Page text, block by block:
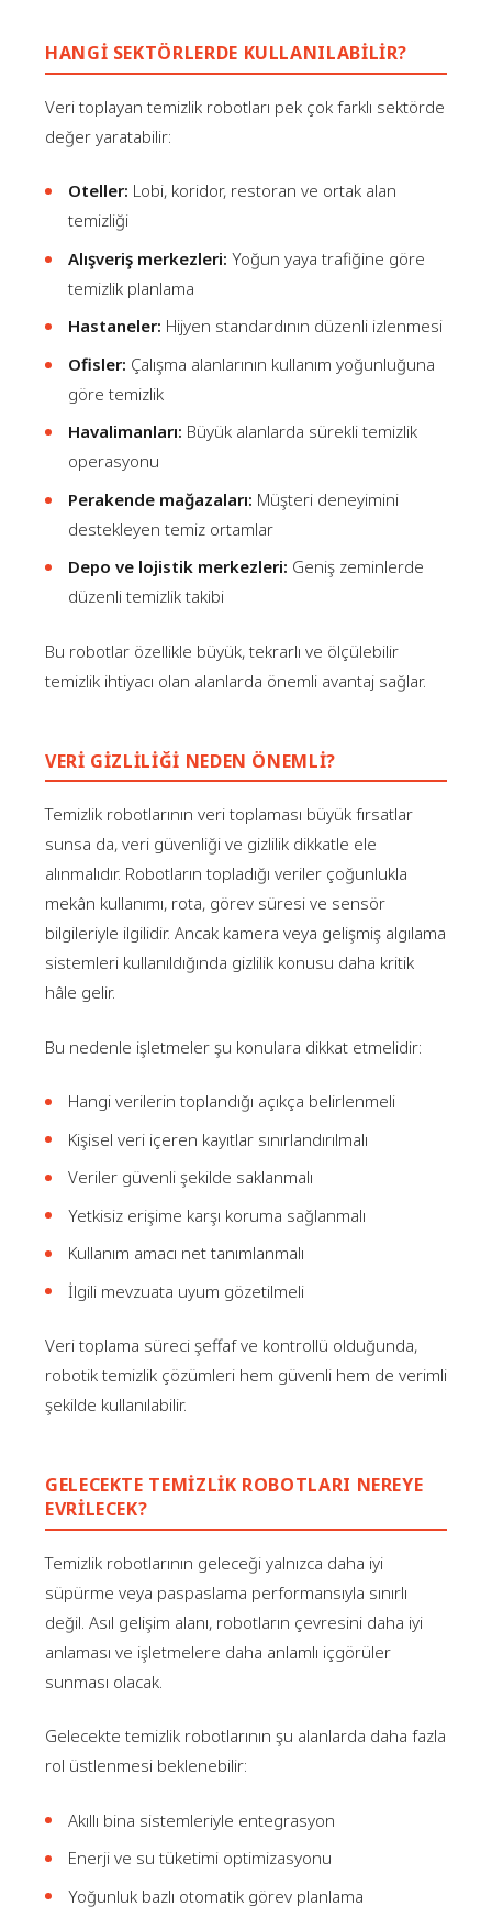
HANGI SEKTÖRLERDE KULLANILABILIR?
Veri toplayan temizlik robotları pek çok farklı sektörde
değer yaratabilir:
Oteller: Lobi, koridor, restoran ve ortak alan
temizliği
Alışveriş merkezleri: Yoğun yaya trafiğine göre
temizlik planlama
Hastaneler: Hijyen standardının düzenli izlenmesi
Ofisler: Çalışma alanlarının kullanım yoğunluğuna
göre temizlik
Havalimanları: Büyük alanlarda sürekli temizlik
operasyonu
Perakende mağazaları: Müşteri deneyimini
destekleyen temiz ortamlar
Depo ve lojistik merkezleri: Geniş zeminlerde
düzenli temizlik takibi
Bu robotlar özellikle büyük, tekrarlı ve ölçülebilir
temizlik ihtiyacı olan alanlarda önemli avantaj sağlar.
VERI GIZLILIĞI NEDEN ÖNEMLI?
Temizlik robotlarının veri toplaması büyük fırsatlar
sunsa da, veri güvenliği ve gizlilik dikkatle ele
alınmalıdır. Robotların topladığı veriler çoğunlukla
mekân kullanımı, rota, görev süresi ve sensör
bilgileriyle ilgilidir. Ancak kamera veya gelişmiş algılama
sistemleri kullanıldığında gizlilik konusu daha kritik
hâle gelir.
Bu nedenle işletmeler şu konulara dikkat etmelidir:
Hangi verilerin toplandığı açıkça belirlenmeli
Kişisel veri içeren kayıtlar sınırlandırılmalı
Veriler güvenli şekilde saklanmalı
Yetkisiz erişime karşı koruma sağlanmalı
Kullanım amacı net tanımlanmalı
İlgili mevzuata uyum gözetilmeli
Veri toplama süreci şeffaf ve kontrollü olduğunda,
robotik temizlik çözümleri hem güvenli hem de verimli
şekilde kullanılabilir.
GELECEKTE TEMIZLIK ROBOTLARI NEREYE
EVRILECEK?
Temizlik robotlarının geleceği yalnızca daha iyi
süpürme veya paspaslama performansıyla sınırlı
değil. Asıl gelişim alanı, robotların çevresini daha iyi
anlaması ve işletmelere daha anlamlı içgörüler
sunması olacak.
Gelecekte temizlik robotlarının şu alanlarda daha fazla
rol üstlenmesi beklenebilir:
Akıllı bina sistemleriyle entegrasyon
Enerji ve su tüketimi optimizasyonu
Yoğunluk bazlı otomatik görev planlama